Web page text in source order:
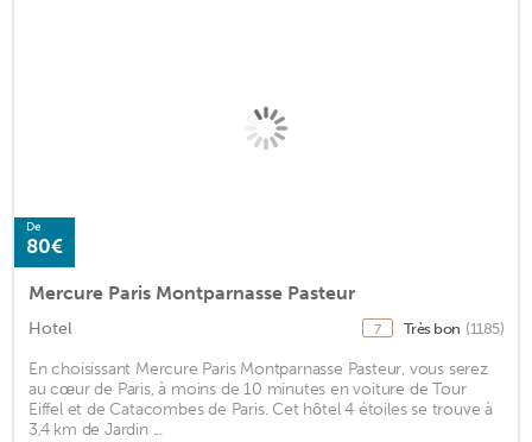
De
80€
Mercure Paris Montparnasse Pasteur
Hotel 7 Très bon (1185)
En choisissant Mercure Paris Montparnasse Pasteur, vous serez
au cœur de Paris, à moins de 10 minutes en voiture de Tour
Eiffel et de Catacombes de Paris. Cet hôtel 4 étoiles se trouve à
3,4 km de Jardin ...